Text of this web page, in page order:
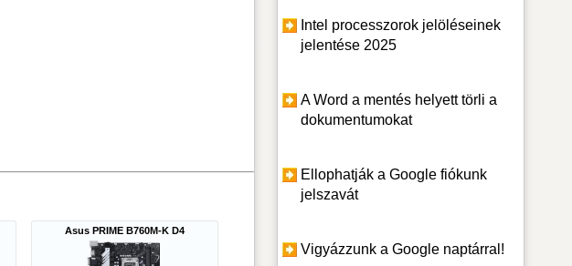
Asus PRIME B760M-K D4
Intel processzorok jelöléseinek
jelentése 2025
A Word a mentés helyett törli a
dokumentumokat
Ellophatják a Google fiókunk
jelszavát
Vigyázzunk a Google naptárral!